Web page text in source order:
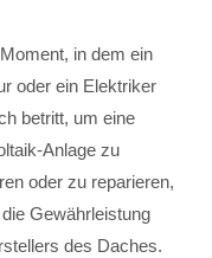
in dem ein
oder ein Elektriker
betritt, um eine
Anlage zu
oder zu reparieren,
Gewährleistung
des Daches.